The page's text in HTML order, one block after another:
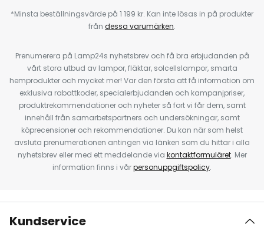
*Minsta beställningsvärde på 1 199 kr. Kan inte lösas in på produkter
från dessa varumärken.
Prenumerera på Lamp24s nyhetsbrev och få bra erbjudanden på
vårt stora utbud av lampor, fläktar, solcellslampor, smarta
hemprodukter och mycket mer! Var den första att få information om
exklusiva rabattkoder, specialerbjudanden och kampanjpriser,
produktrekommendationer och nyheter så fort vi får dem, samt
innehåll från samarbetspartners och undersökningar, samt
köprecensioner och rekommendationer. Du kan när som helst
avsluta prenumerationen antingen via länken som du hittar i alla
nyhetsbrev eller med ett meddelande via kontaktformuläret. Mer
information finns i vårpersonuppgiftspolicy.
Kundservice